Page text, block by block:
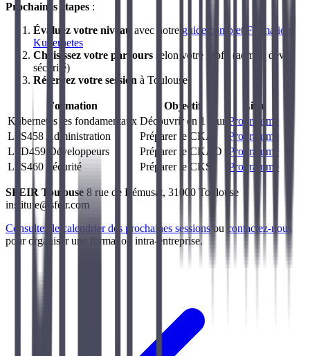
Prochaines étapes :
Évaluez votre niveau avec notre guide complet Formation
Kubernetes
Choisissez votre parcours selon votre profil (admin, dev,
sécurité)
Réservez votre session à Toulouse
Formation Objectif
Lien
Kubernetes les fondamentaux Découvrir en 1 jour Programme
LFS458 Administration
Préparer le CKA
Programme
LFD459 Développeurs
Préparer le CKAD
Programme
LFS460 Sécurité
Préparer le CKS Programme
SFEIR Toulouse 8 rue de Rémusat, 31000 Toulouse
institute@sfeir.com
Consultez le calendrier des prochaines sessions ou contactez-nous
pour organiser une formation intra-entreprise.